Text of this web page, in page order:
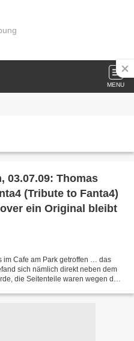
MENU
03.07.09: Thomas
(Tribute to Fanta4)
ein Original bleibt
im Cafe am Park getroffen … das
sich nämlich direkt neben dem
die Seitenteile waren wegen der